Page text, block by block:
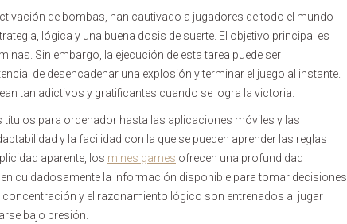
de bombas, han cautivado a jugadores de todo el mundo
lógica y una buena dosis de suerte. El objetivo principal es
Sin embargo, la ejecución de esta tarea puede ser
de desencadenar una explosión y terminar el juego al instante.
tan adictivos y gratificantes cuando se logra la victoria.
títulos para ordenador hasta las aplicaciones móviles y las
y la facilidad con la que se pueden aprender las reglas
aparente, los mines games ofrecen una profundidad
cuidadosamente la información disponible para tomar decisiones
y el razonamiento lógico son entrenados al jugar
bajo presión.